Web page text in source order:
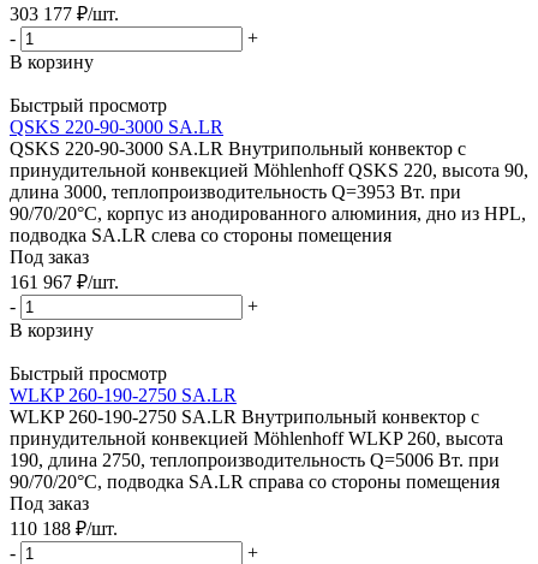
303 177 ₽/шт.
-
+
В корзину
Быстрый просмотр
QSKS 220-90-3000 SA.LR
QSKS 220-90-3000 SA.LR Внутрипольный конвектор с
принудительной конвекцией Möhlenhoff QSKS 220, высота 90,
длина 3000, теплопроизводительность Q=3953 Вт. при
90/70/20°C, корпус из анодированного алюминия, дно из HPL,
подводка SA.LR слева со стороны помещения
Под заказ
161 967 ₽/шт.
-
+
В корзину
Быстрый просмотр
WLKP 260-190-2750 SA.LR
WLKP 260-190-2750 SA.LR Внутрипольный конвектор с
принудительной конвекцией Möhlenhoff WLKP 260, высота
190, длина 2750, теплопроизводительность Q=5006 Вт. при
90/70/20°C, подводка SA.LR справа со стороны помещения
Под заказ
110 188 ₽/шт.
-
+